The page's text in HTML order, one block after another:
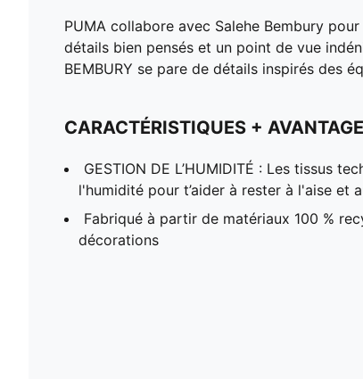
PUMA collabore avec Salehe Bembury
détails bien pensés et un point de vue
BEMBURY se pare de détails inspirés des
CARACTÉRISTIQUES +
GESTION DE L’HUMIDITÉ : Les tissus
l'humidité pour t’aider à rester à l'aise et
Fabriqué à partir de matériaux 100 %
décorations